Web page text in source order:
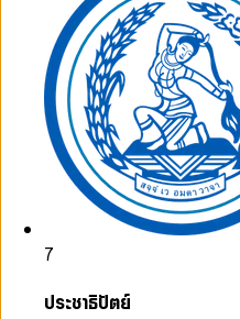
7
ประชาธิปัตย์